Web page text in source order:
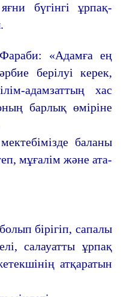
бүгінгі ұрпақ-
«Адамға ең
берілуі керек,
адамзаттың хас
барлық өміріне
баланы
мұғалім және ата-
бірігіп, сапалы
салауатты ұрпақ
атқаратын